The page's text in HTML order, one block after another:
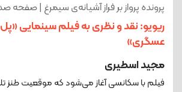
پرونده پرواز بر فراز آشیانه‌ی سیمرغ |
ریویو: نقد و نظری به فیلم سینمایی
عسگری»
مجید اسطیری
فیلم با سکانسی آغاز می‌شود که موقعیت طنز